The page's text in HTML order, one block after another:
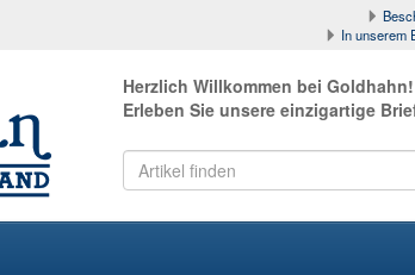
In unserem
Herzlich Willkommen bei Goldhahn!
Erleben Sie unsere einzigartige